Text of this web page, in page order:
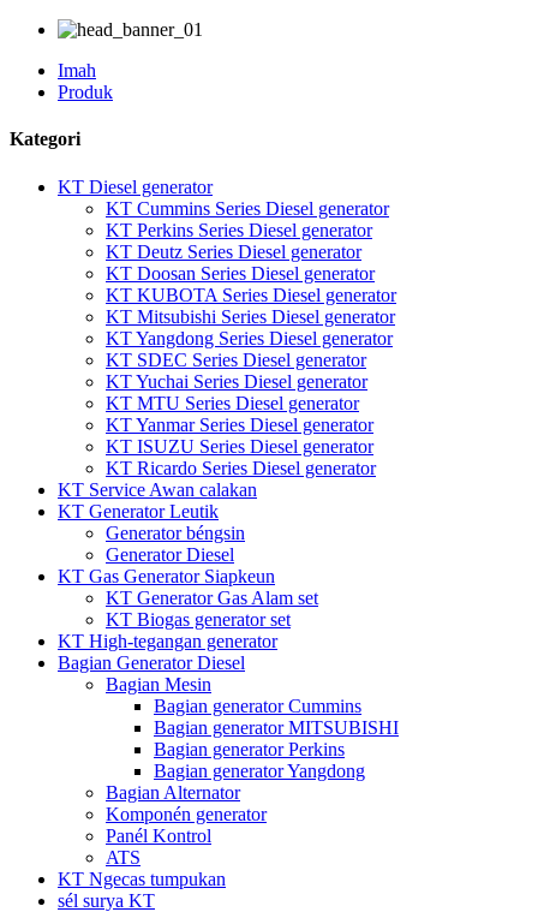
Imah
Produk
Kategori
KT Diesel generator
KT Cummins Series Diesel generator
KT Perkins Series Diesel generator
KT Deutz Series Diesel generator
KT Doosan Series Diesel generator
KT KUBOTA Series Diesel generator
KT Mitsubishi Series Diesel generator
KT Yangdong Series Diesel generator
KT SDEC Series Diesel generator
KT Yuchai Series Diesel generator
KT MTU Series Diesel generator
KT Yanmar Series Diesel generator
KT ISUZU Series Diesel generator
KT Ricardo Series Diesel generator
KT Service Awan calakan
KT Generator Leutik
Generator béngsin
Generator Diesel
KT Gas Generator Siapkeun
KT Generator Gas Alam set
KT Biogas generator set
KT High-tegangan generator
Bagian Generator Diesel
Bagian Mesin
Bagian generator Cummins
Bagian generator MITSUBISHI
Bagian generator Perkins
Bagian generator Yangdong
Bagian Alternator
Komponén generator
Panél Kontrol
ATS
KT Ngecas tumpukan
sél surya KT